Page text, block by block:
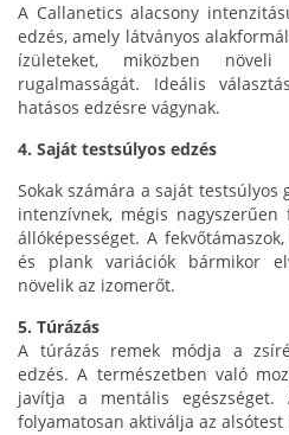
A Callanetics alacsony
edzés, amely látványos
ízületeket, miközben
rugalmasságát. Ideális
hatásos edzésre vágynak.
4. Saját testsúlyos edzés
Sokak számára a saját
intenzívnek, mégis
állóképességet. A
és plank variációk bármikor
növelik az izomerőt.
5. Túrázás
A túrázás remek módja a
edzés. A természetben való
javítja a mentális
folyamatosan aktiválja az alsótest